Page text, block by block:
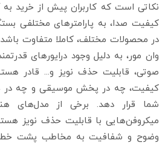
نکاتی است که کاربران پیش از خرید
کیفیت صدا، به پارامترهای مختلفی
در محصولات مختلف، کاملا متفاوت
وان مور، به دلیل وجود درایورهای
صوتی، قابلیت حذف نویز و... قادر
کیفیت، چه در پخش موسیقی و چه در
شما قرار دهد. برخی از مدل‌های
میکروفن‌هایی با قابلیت حذف نویز
وضوح و شفافیت به مخاطب پشت خط